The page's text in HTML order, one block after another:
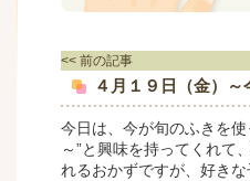
<< 前の記事
４月１９日（金）～
今日は、今が旬のふきを
～”と興味を持ってくれて
れるおかずですが、好き